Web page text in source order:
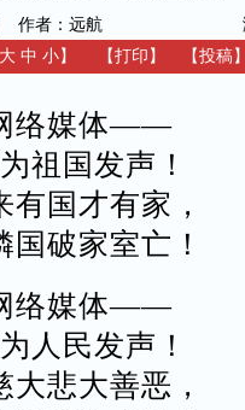
作者：远航
大 中 小】 【打印 】 【投稿
络媒体——
祖国发声！
有国才有家，
国破家室亡！
络媒体——
人民发声！
大悲大善恶，